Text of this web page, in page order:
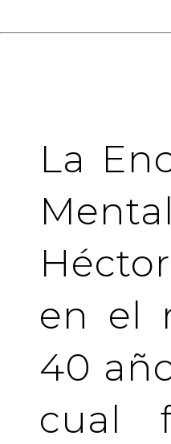
La
en el
40
cual